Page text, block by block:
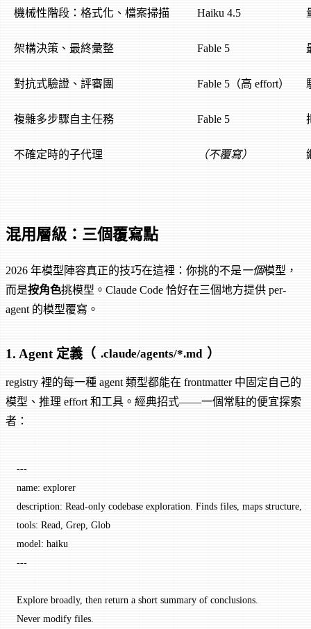
機械性階段：格式化、檔案掃描 Haiku 4.5
架構決策、最終彙整 Fable 5
對抗式驗證、評審團 Fable 5（高 effort）
複雜多步驟自主任務 Fable 5
不確定時的子代理 （不覆寫）
混用層級：三個覆寫點
2026 年模型陣容真正的技巧在這裡：你挑的不是一個模型，
而是按角色挑模型。Claude Code 恰好在三個地方提供 per-
agent 的模型覆寫。
1. Agent 定義（ .claude/agents/*.md ）
registry 裡的每一種 agent 類型都能在 frontmatter 中固定自己的
模型、推理 effort 和工具。經典招式——一個常駐的便宜探索
者：
---
name: explorer
description: Read-only codebase exploration. Finds files, maps structure,
tools: Read, Grep, Glob
model: haiku
---
Explore broadly, then return a short summary of conclusions.
Never modify files.